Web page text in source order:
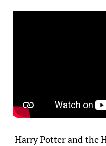
Harry Potter and the